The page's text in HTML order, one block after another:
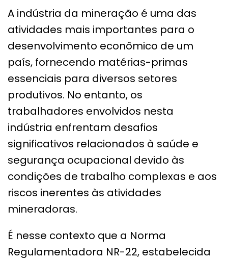
A indústria da mineração é uma das
atividades mais importantes para o
desenvolvimento econômico de um
país, fornecendo matérias-primas
essenciais para diversos setores
produtivos. No entanto, os
trabalhadores envolvidos nesta
indústria enfrentam desafios
significativos relacionados à saúde e
segurança ocupacional devido às
condições de trabalho complexas e aos
riscos inerentes às atividades
mineradoras.
É nesse contexto que a Norma
Regulamentadora NR-22, estabelecida